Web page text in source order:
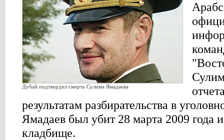
Дубай подтвердил смерть Сулима Ямадаева
результатам разбирательства в
Ямадаев был убит 28 марта 2009 года
кладбище.